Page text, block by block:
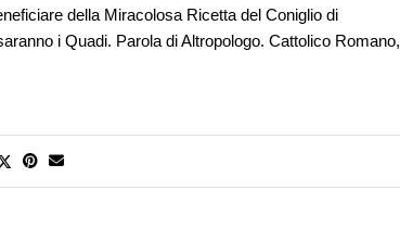
della Miracolosa Ricetta del Coniglio di
i Quadi. Parola di Altropologo. Cattolico Romano,